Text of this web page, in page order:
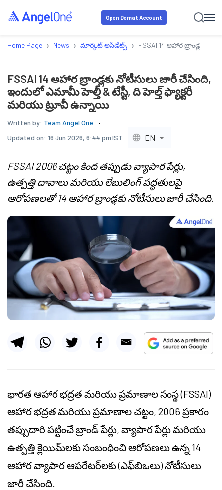
Open Demat Account
Home Page › News › మార్కెట్ అప్‌డేట్స్ › FSSAI 14 ఆహార బ్రాండ్లకు
FSSAI 14 ఆహార బ్రాండ్లకు నోటీసులు జారీ చేసింది,
ఇందులో ఎమామీ హెల్తీ & టేస్టీ, ది హెల్త్ ఫ్యాక్టరీ
మరియు ట్రూవీ ఉన్నాయి
Written by: Team Angel One
Updated on: 16 Jun 2026, 6:44 pm IST EN
FSSAI 2006 చట్టం కింద తప్పుడు వ్యాపార పేర్లు,
ఉత్పత్తి దావాలు మరియు లేబులింగ్ పద్ధతులపై
ఆరోపణలతో 14 ఆహార బ్రాండ్లకు నోటీసులు జారీ చేసింది.
భారత ఆహార భద్రత మరియు ప్రమాణాల సంస్థ (FSSAI)
ఆహార భద్రత మరియు ప్రమాణాల చట్టం, 2006 ప్రకారం
తప్పుదారి పట్టించే బ్రాండ్ పేర్లు, వ్యాపార పేర్లు మరియు
ఉత్పత్తి క్లెయిమ్‌లకు సంబంధించి ఆరోపణలు ఉన్న 14
ఆహార వ్యాపార ఆపరేటర్‌లకు (ఎఫ్‌బిఒలు) నోటీసులు
జారీ చేసింది.